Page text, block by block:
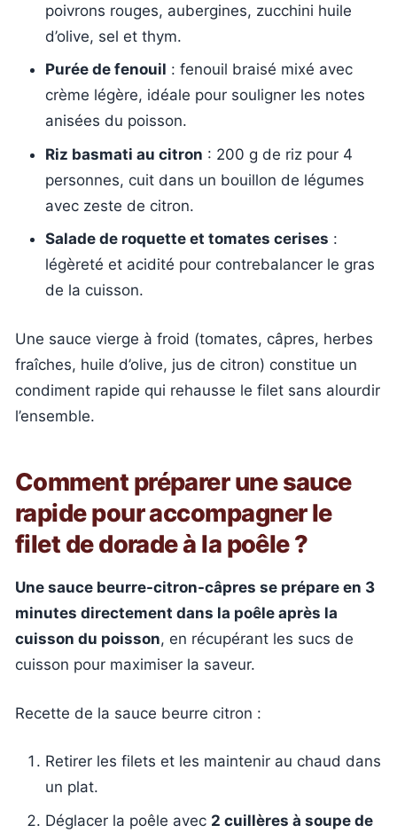
poivrons rouges, aubergines, zucchini huile
d’olive, sel et thym.
Purée de fenouil : fenouil braisé mixé avec
crème légère, idéale pour souligner les notes
anisées du poisson.
Riz basmati au citron : 200 g de riz pour 4
personnes, cuit dans un bouillon de légumes
avec zeste de citron.
Salade de roquette et tomates cerises :
légèreté et acidité pour contrebalancer le gras
de la cuisson.
Une sauce vierge à froid (tomates, câpres, herbes
fraîches, huile d’olive, jus de citron) constitue un
condiment rapide qui rehausse le filet sans alourdir
l’ensemble.
Comment préparer une sauce
rapide pour accompagner le
filet de dorade à la poêle ?
Une sauce beurre-citron-câpres se prépare en 3
minutes directement dans la poêle après la
cuisson du poisson, en récupérant les sucs de
cuisson pour maximiser la saveur.
Recette de la sauce beurre citron :
Retirer les filets et les maintenir au chaud dans
un plat.
Déglacer la poêle avec 2 cuillères à soupe de